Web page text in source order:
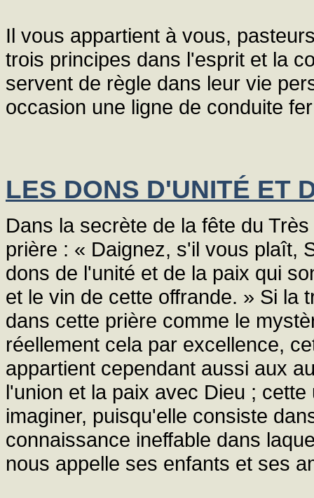
Il vous appartient à vous,
trois principes dans l'esprit et la
servent de règle dans leur vie
occasion une ligne de conduite
LES DONS D'UNITÉ ET
Dans la secrète de la fête du
prière : « Daignez, s'il vous plaît,
dons de l'unité et de la paix qui
et le vin de cette offrande. » Si la
dans cette prière comme le
réellement cela par excellence,
appartient cependant aussi aux
l'union et la paix avec Dieu ;
imaginer, puisqu'elle consiste
connaissance ineffable dans
nous appelle ses enfants et ses